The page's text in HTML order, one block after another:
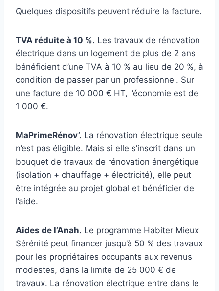
Quelques dispositifs peuvent réduire la facture.
TVA réduite à 10 %. Les travaux de rénovation
électrique dans un logement de plus de 2 ans
bénéficient d’une TVA à 10 % au lieu de 20 %, à
condition de passer par un professionnel. Sur
une facture de 10 000 € HT, l’économie est de
1 000 €.
MaPrimeRénov’. La rénovation électrique seule
n’est pas éligible. Mais si elle s’inscrit dans un
bouquet de travaux de rénovation énergétique
(isolation + chauffage + électricité), elle peut
être intégrée au projet global et bénéficier de
l’aide.
Aides de l’Anah. Le programme Habiter Mieux
Sérénité peut financer jusqu’à 50 % des travaux
pour les propriétaires occupants aux revenus
modestes, dans la limite de 25 000 € de
travaux. La rénovation électrique entre dans le